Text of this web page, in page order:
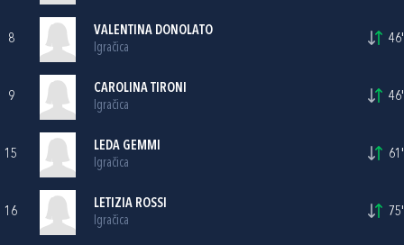
8
VALENTINA DONOLATO
Igračica
46'
9
CAROLINA TIRONI
Igračica
46'
15
LEDA GEMMI
Igračica
61'
16
LETIZIA ROSSI
Igračica
75'